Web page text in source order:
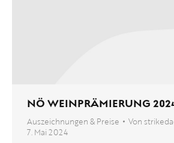
NÖ WEINPRÄMIERUNG
Auszeichnungen & Preise Von
7. Mai 2024